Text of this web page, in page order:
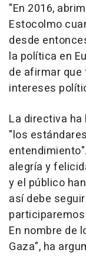
"En 2016,
Estocolmo
desde
la política en
de afirmar
intereses
La directiva
"los
alegría y
y el público
así debe
En nombre de
Gaza", ha